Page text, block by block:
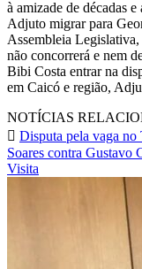
à amizade de décadas
Adjuto migrar para
Assembleia
não concorrerá e nem
Bibi Costa entrar na
em Caicó e região,
NOTÍCIAS
Disputa pela vaga
Soares contra Gustavo
Visita